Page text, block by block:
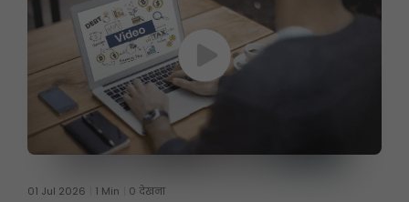
01 Jul 2026 1 Min 0 देखना